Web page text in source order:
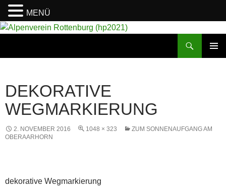
DEKORATIVE
WEGMARKIERUNG
2. NOVEMBER 2016 1048 × 323
ZUM SONNENAUFGANG AM
OBERAARHORN
dekorative Wegmarkierung
MENÜ